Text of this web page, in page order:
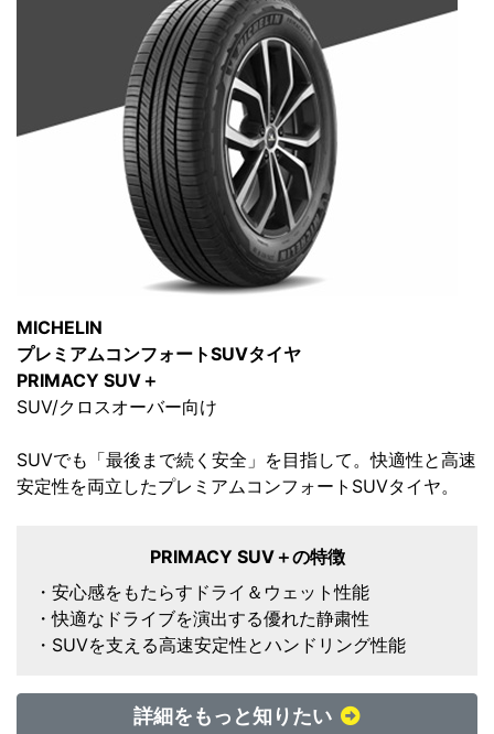
MICHELIN
プレミアムコンフォートSUVタイヤ
PRIMACY SUV＋
SUV/クロスオーバー向け
SUVでも「最後まで続く安全」を目指して。快適性と高速
安定性を両立したプレミアムコンフォートSUVタイヤ。
PRIMACY SUV＋の特徴
・安心感をもたらすドライ＆ウェット性能
・快適なドライブを演出する優れた静粛性
・SUVを支える高速安定性とハンドリング性能
詳細をもっと知りたい